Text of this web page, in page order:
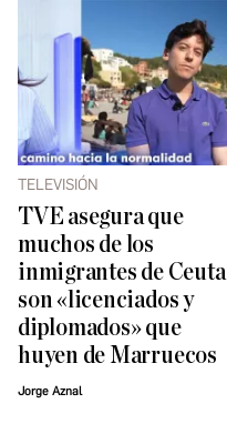
TELEVISIÓN
TVE asegura que
muchos de los
inmigrantes de Ceuta
son «licenciados y
diplomados» que
huyen de Marruecos
Jorge Aznal